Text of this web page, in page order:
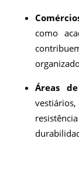
como
Áreas